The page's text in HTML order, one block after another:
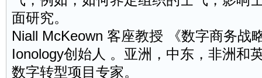
面研究。
Niall McKeown 客座教授 《数字商务战
Ionology创始人 。亚洲，中东，非洲和
数字转型项目专家。